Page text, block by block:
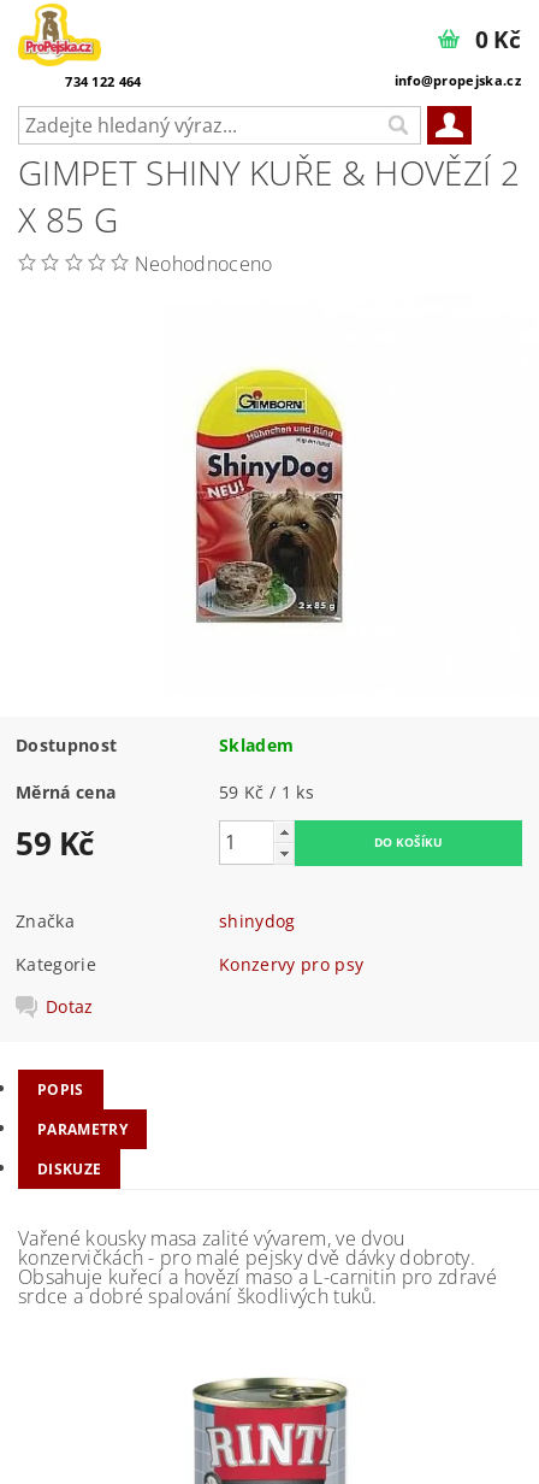
734 122 464 info@propejska.cz
0 Kč
GIMPET SHINY KUŘE & HOVĚZÍ 2
X 85 G
Neohodnoceno
Dostupnost Skladem
Měrná cena 59 Kč / 1 ks
59 Kč
Značka
shinydog
Kategorie
Konzervy pro psy
Dotaz
POPIS
PARAMETRY
DISKUZE
Vařené kousky masa zalité vývarem, ve dvou
konzervičkách - pro malé pejsky dvě dávky dobroty.
Obsahuje kuřecí a hovězí maso a L-carnitin pro zdravé
srdce a dobré spalování škodlivých tuků.